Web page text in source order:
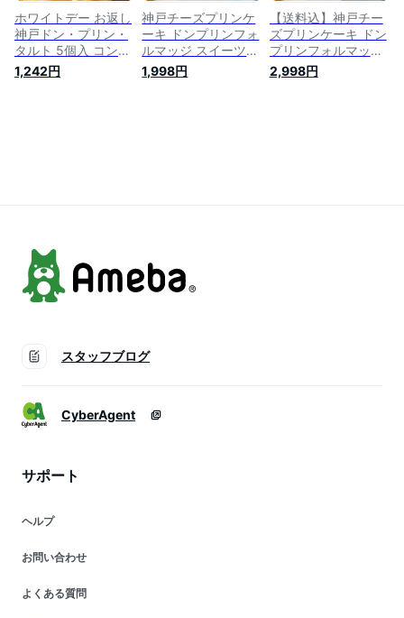
ホワイトデー お返し
神戸ドン・プリン・
タルト 5個入 コンデ
ィトライ神戸 スイー
ツ ギフトお菓子 焼
1,242円
神戸チーズプリンケ
ーキ ドンプリンフォ
ルマッジ スイーツ
ギフト 御中元 お中
元 夏ギフト ケーキ
1,998円
【送料込】神戸チー
ズプリンケーキ ドン
プリンフォルマッジ
母の日 ギフト ケー
キ お取り寄せスイー
2,998円
スタッフブログ
CyberAgent
サポート
ヘルプ
お問い合わせ
よくある質問